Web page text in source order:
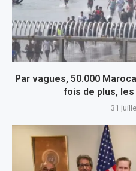
Par vagues, 50.000
fois de plus,
31